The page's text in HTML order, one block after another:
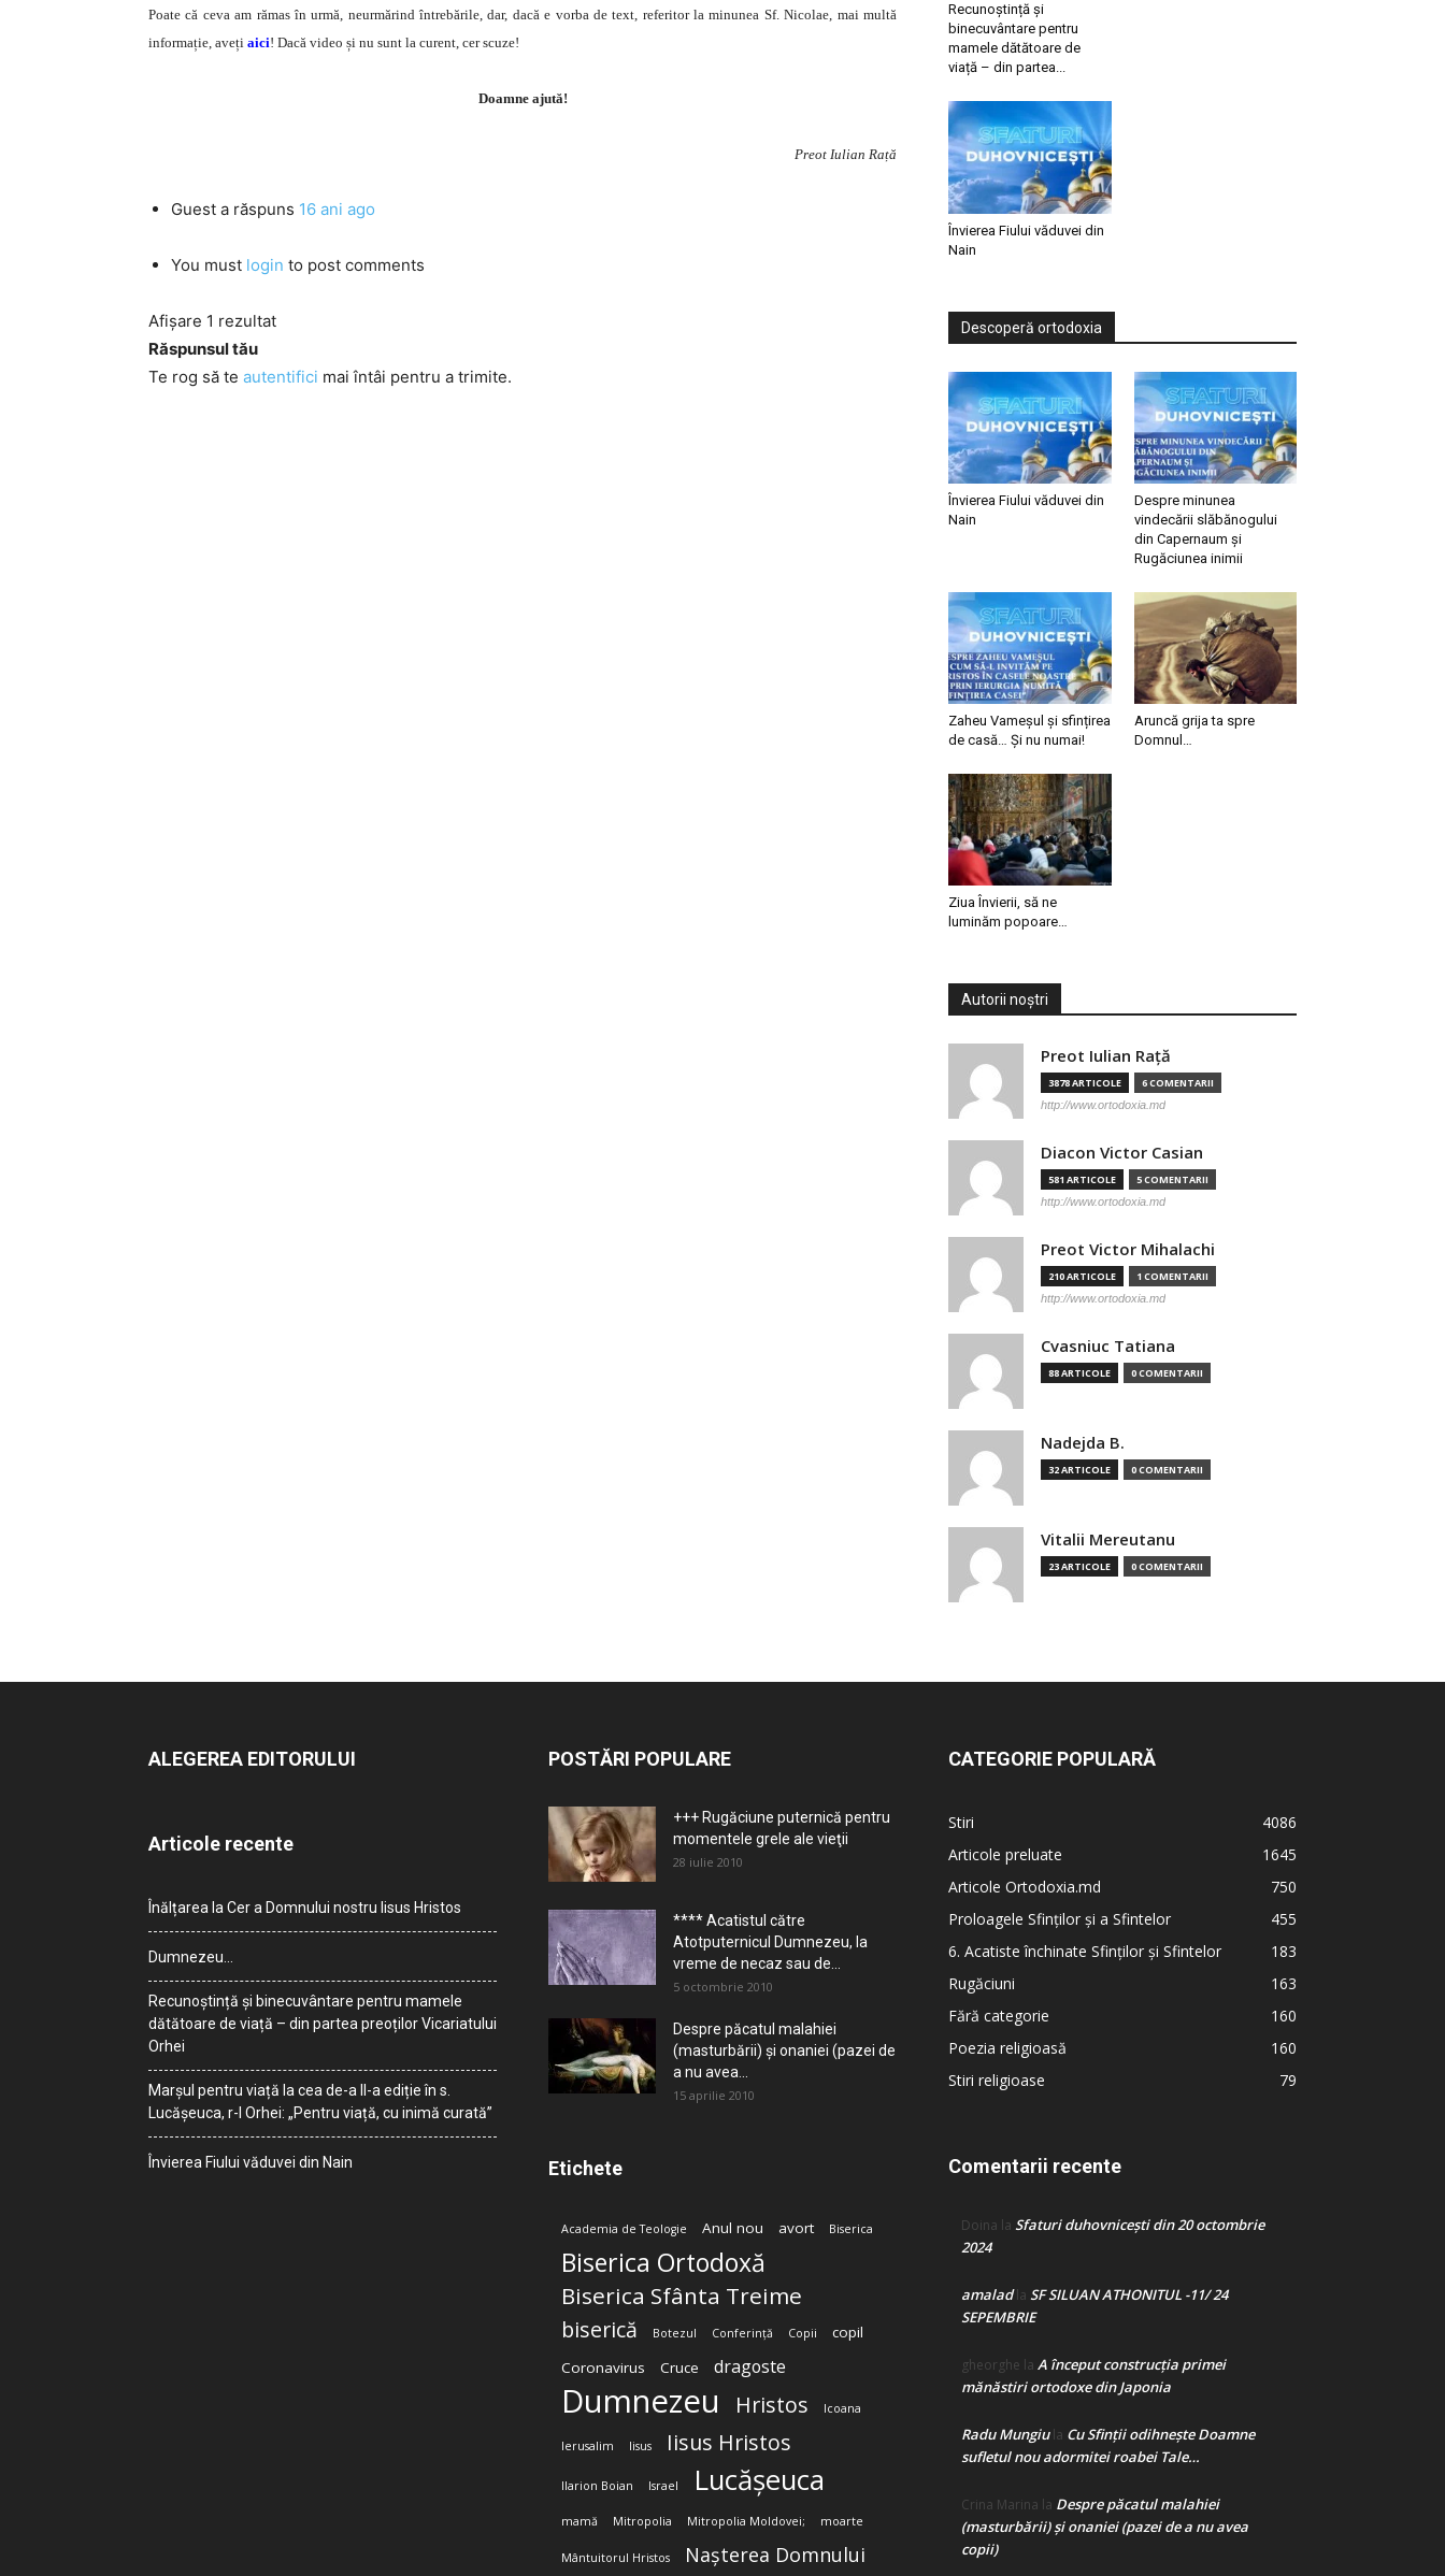
Poate că ceva am rămas în urmă, neurmărind întrebările, dar, dacă e vorba de text, referitor la minunea Sf. Nicolae, mai multă
informație, aveți aici! Dacă video și nu sunt la curent, cer scuze!
Doamne ajută!
Preot Iulian Rață
Guest a răspuns 16 ani ago
You must login to post comments
Afișare 1 rezultat
Răspunsul tău
Te rog să te autentifici mai întâi pentru a trimite.
Recunoștință și
binecuvântare pentru
mamele dătătoare de
viață – din partea...
Învierea Fiului văduvei din
Nain
Descoperă ortodoxia
Învierea Fiului văduvei din
Nain
Despre minunea
vindecării slăbănogului
din Capernaum și
Rugăciunea inimii
Zaheu Vameșul și sfințirea
de casă… Și nu numai!
Aruncă grija ta spre
Domnul…
Ziua Învierii, să ne
luminăm popoare…
Autorii noștri
Preot Iulian Raţă
3878 ARTICOLE 6 COMENTARII
http://www.ortodoxia.md
Diacon Victor Casian
581 ARTICOLE 5 COMENTARII
http://www.ortodoxia.md
Preot Victor Mihalachi
210 ARTICOLE 1 COMENTARII
http://www.ortodoxia.md
Cvasniuc Tatiana
88 ARTICOLE 0 COMENTARII
Nadejda B.
32 ARTICOLE 0 COMENTARII
Vitalii Mereutanu
23 ARTICOLE 0 COMENTARII
ALEGEREA EDITORULUI
Articole recente
Înălțarea la Cer a Domnului nostru Iisus Hristos
Dumnezeu…
Recunoștință și binecuvântare pentru mamele
dătătoare de viață – din partea preoților Vicariatului
Orhei
Marșul pentru viață la cea de-a II-a ediție în s.
Lucășeuca, r-l Orhei: „Pentru viață, cu inimă curată”
Învierea Fiului văduvei din Nain
POSTĂRI POPULARE
+++ Rugăciune puternică pentru
momentele grele ale vieţii
28 iulie 2010
**** Acatistul către
Atotputernicul Dumnezeu, la
vreme de necaz sau de...
5 octombrie 2010
Despre păcatul malahiei
(masturbării) şi onaniei (pazei de
a nu avea...
15 aprilie 2010
Etichete
Academia de Teologie Anul nou avort Biserica
Biserica Ortodoxă
Biserica Sfânta Treime
biserică Botezul Conferință Copii
copil
Coronavirus
Cruce dragoste
Dumnezeu Hristos Icoana
Ierusalim Iisus Iisus Hristos
Ilarion Boian Israel Lucășeuca
mamă Mitropolia Mitropolia Moldovei; moarte
Mântuitorul Hristos Nașterea Domnului
CATEGORIE POPULARĂ
Stiri
4086
Articole preluate
1645
Articole Ortodoxia.md
750
Proloagele Sfinților și a Sfintelor
455
6. Acatiste închinate Sfinților și Sfintelor
183
Rugăciuni
163
Fără categorie
160
Poezia religioasă
160
Stiri religioase
79
Comentarii recente
Doina la Sfaturi duhovnicești din 20 octombrie
2024
amaladla SF SILUAN ATHONITUL -11/ 24
SEPEMBRIE
gheorghe la A început construcţia primei
mănăstiri ortodoxe din Japonia
Radu Mungiula Cu Sfinții odihnește Doamne
sufletul nou adormitei roabei Tale…
Crina Marina la Despre păcatul malahiei
(masturbării) şi onaniei (pazei de a nu avea
copii)